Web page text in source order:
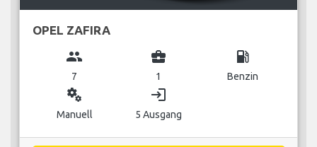
OPEL ZAFIRA
group
7
business_center
1
local_gas_station
Benzin
miscellaneous_services
Manuell
login
5 Ausgang